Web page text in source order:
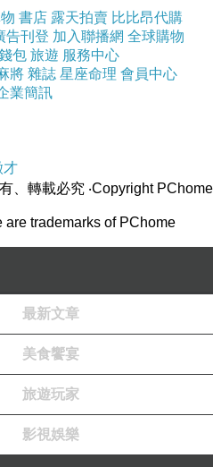
書店 露天拍賣 比比昂代購
告刊登 加入聯播網 全球購物
包 旅遊 服務中心
將 雜誌 星座命理 會員中心
業簡訊
才
、轉載必究 ‧Copyright PChome
trademarks of PChome
最新文章
美食饗宴
旅遊玩家
影視娛樂